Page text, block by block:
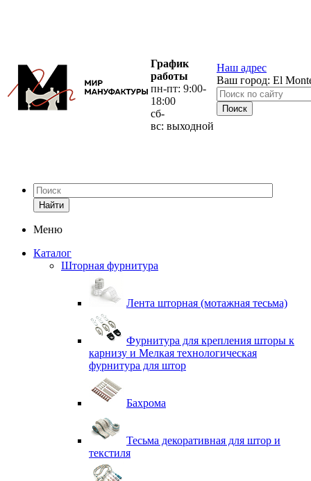
График
работы
пн-пт: 9:00-
18:00
сб-
вс: выходной
Наш адрес
Ваш город: El
Найти
Меню
Каталог
Шторная фурнитура
Лента шторная (мотажная тесьма)
Фурнитура для крепления шторы к
карнизу и Мелкая технологическая
фурнитура для штор
Бахрома
Тесьма декоративная для штор и
текстиля